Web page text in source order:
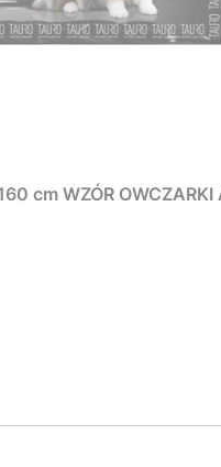
cm WZÓR OWCZARKI